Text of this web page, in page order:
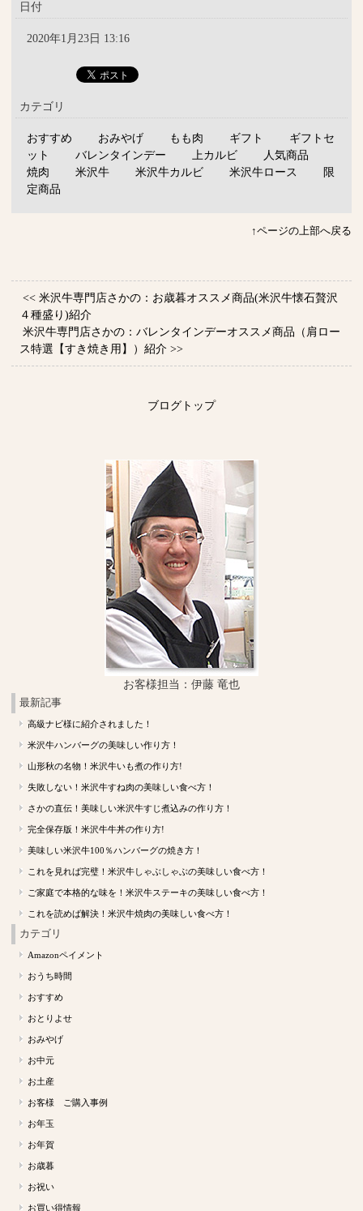
日付
2020年1月23日 13:16
カテゴリ
おすすめ おみやげ もも肉 ギフト
ギフトセ
ット
バレンタインデー 上カルビ
人気商品
焼肉
米沢牛 米沢牛カルビ 米沢牛ロース
限
定商品
↑ページの上部へ戻る
<< 米沢牛専門店さかの：お歳暮オススメ商品(米沢牛懐石贅沢
４種盛り)紹介
米沢牛専門店さかの：バレンタインデーオススメ商品（肩ロー
ス特選【すき焼き用】）紹介 >>
ブログトップ
お客様担当：伊藤 竜也
最新記事
高級ナビ様に紹介されました！
米沢牛ハンバーグの美味しい作り方！
山形秋の名物！米沢牛いも煮の作り方!
失敗しない！米沢牛すね肉の美味しい食べ方！
さかの直伝！美味しい米沢牛すじ煮込みの作り方！
完全保存版！米沢牛牛丼の作り方!
美味しい米沢牛100％ハンバーグの焼き方！
これを見れば完璧！米沢牛しゃぶしゃぶの美味しい食べ方！
ご家庭で本格的な味を！米沢牛ステーキの美味しい食べ方！
これを読めば解決！米沢牛焼肉の美味しい食べ方！
カテゴリ
Amazonペイメント
おうち時間
おすすめ
おとりよせ
おみやげ
お中元
お土産
お客様 ご購入事例
お年玉
お年賀
お歳暮
お祝い
お買い得情報